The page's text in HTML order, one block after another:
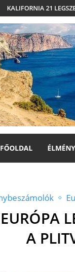
KALIFORNIA 21
FŐOLDAL
A